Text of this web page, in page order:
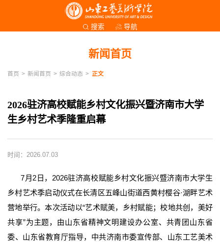
搜索 导航
新闻首页
首页 > 新闻首页 > 综合动态 > 正文
2026驻济高校赋能乡村文化振兴暨济南市大学
生乡村艺术季隆重启幕
时间：2026.07.03
7月2日，2026驻济高校赋能乡村文化振兴暨济南市大学生
乡村艺术季启动仪式在长清区五峰山街道西黄村樱谷·湖畔艺术
营地举行。本次活动以“艺术赋美，乡村赋能；校地共创，美好
共享”为主题，由山东省精神文明建设办公室、共青团山东省
委、山东省教育厅指导，中共济南市委宣传部、山东工艺美术